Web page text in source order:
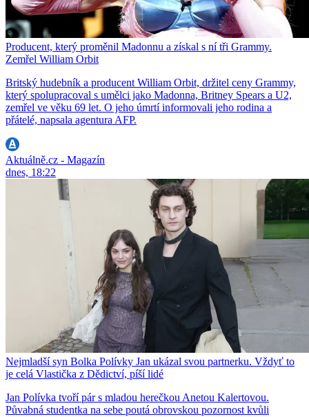
Producent, který proměnil Madonnu a získal s ní tři Grammy.
Zemřel William Orbit
Britský hudebník a producent William Orbit, držitel ceny Grammy,
který spolupracoval s umělci jako Madonna, Britney Spears a U2,
zemřel ve věku 69 let. O jeho úmrtí informovali jeho rodina a
přátelé, napsala agentura AFP.
Aktuálně.cz - Magazín
dnes, 18:22
Nejmladší syn Bolka Polívky Jan ukázal svou partnerku. Vždyť to
je celá Vlastička z Dědictví, píší lidé
Jan Polívka tvoří pár s mladou herečkou Anetou Kalertovou.
Půvabná studentka na sebe poutá obrovskou pozornost kvůli